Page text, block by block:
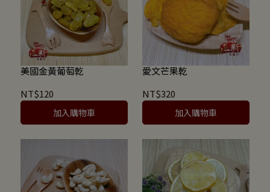
美國金黃葡萄乾
NT$120
加入購物車
愛文芒果乾
NT$320
加入購物車